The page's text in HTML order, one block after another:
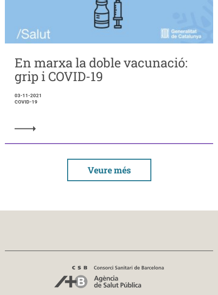
En marxa la doble vacunació:
grip i COVID-19
03-11-2021
COVID-19
Veure més